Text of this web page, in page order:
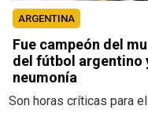
ARGENTINA
Fue campeón del
del fútbol argentino
neumonía
Son horas críticas para